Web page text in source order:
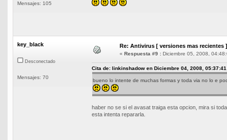
Mensajes: 105
key_black
Desconectado
Mensajes: 70
Re: Antivirus [ versiones mas recientes ]
« Respuesta #9 : Diciembre 05, 2008,
Cita de: linkinshadow en Diciembre 04, 2008, 05:37:41
bueno lo intente de muchas formas y toda via no lo e
haber no se si el avasat traiga esta opcion, mira si
esta intenta repararla.